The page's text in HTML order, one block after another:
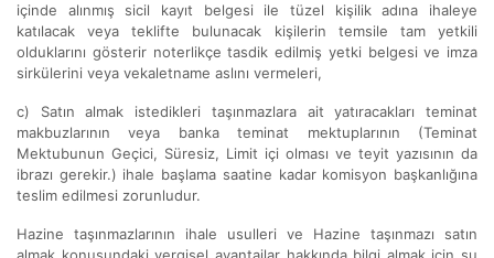
içinde alınmış sicil kayıt belgesi ile tüzel kişilik adına ihaleye
katılacak veya teklifte bulunacak kişilerin temsile tam yetkili
olduklarını gösterir noterlikçe tasdik edilmiş yetki belgesi ve imza
sirkülerini veya vekaletname aslını vermeleri,
c) Satın almak istedikleri taşınmazlara ait yatıracakları teminat
makbuzlarının veya banka teminat mektuplarının (Teminat
Mektubunun Geçici, Süresiz, Limit içi olması ve teyit yazısının da
ibrazı gerekir.) ihale başlama saatine kadar komisyon başkanlığına
teslim edilmesi zorunludur.
Hazine taşınmazlarının ihale usulleri ve Hazine taşınmazı satın